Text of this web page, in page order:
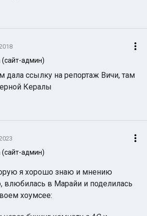
(сайт-админ)
дала ссылку на репортаж Вичи, там
Кералы
(сайт-админ)
я хорошо знаю и мнению
влюбилась в Марайи и поделилась
хоумсее: